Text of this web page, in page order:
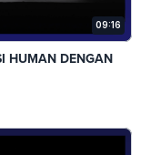
09:16
HUMAN DENGAN